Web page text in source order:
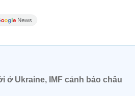
ở Ukraine, IMF cảnh báo châu